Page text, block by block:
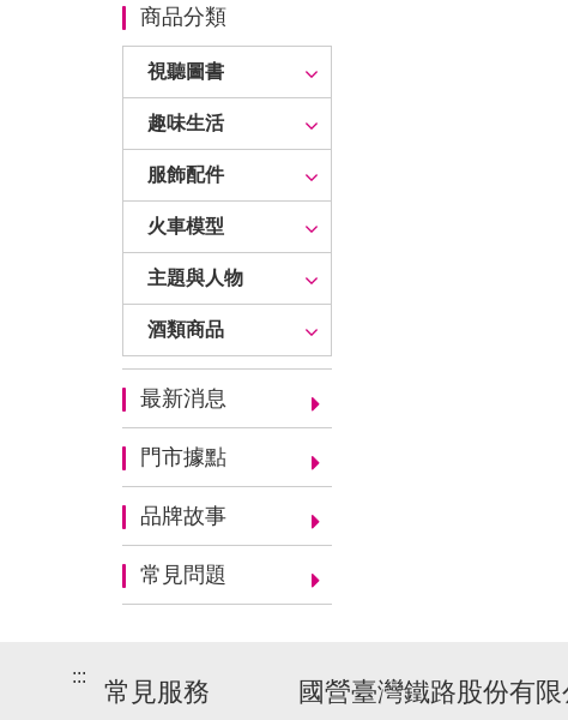
商品分類
視聽圖書
趣味生活
服飾配件
火車模型
主題與人物
酒類商品
最新消息
門市據點
品牌故事
常見問題
:::
常見服務 國營臺灣鐵路股份有限